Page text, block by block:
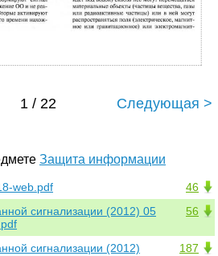
1 / 22 Следующая >
Защита информации
46
web.pdf
56
сигнализации (2012) 05
187
сигнализации (2012)